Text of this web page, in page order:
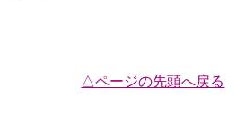
△ページの先頭へ戻る